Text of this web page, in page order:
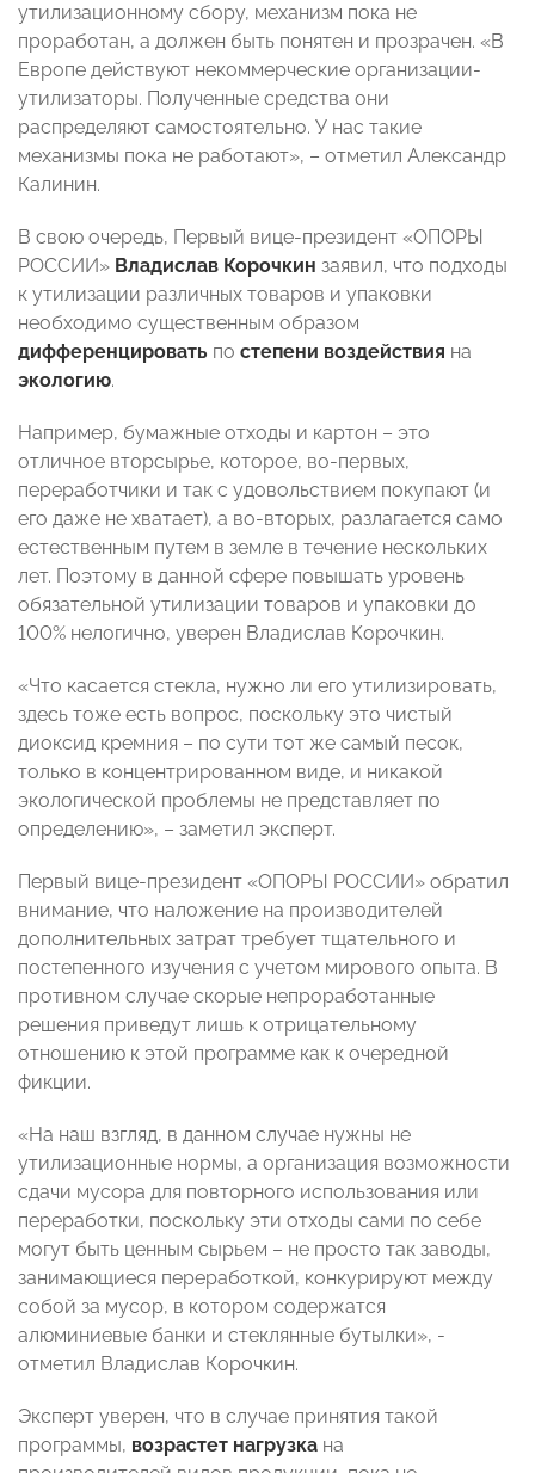
утилизационному сбору, механизм пока не
проработан, а должен быть понятен и прозрачен. «В
Европе действуют некоммерческие организации-
утилизаторы. Полученные средства они
распределяют самостоятельно. У нас такие
механизмы пока не работают», – отметил Александр
Калинин.
В свою очередь, Первый вице-президент «ОПОРЫ
РОССИИ» Владислав Корочкин заявил, что подходы
к утилизации различных товаров и упаковки
необходимо существенным образом
дифференцировать по степени воздействия на
экологию.
Например, бумажные отходы и картон – это
отличное вторсырье, которое, во-первых,
переработчики и так с удовольствием покупают (и
его даже не хватает), а во-вторых, разлагается само
естественным путем в земле в течение нескольких
лет. Поэтому в данной сфере повышать уровень
обязательной утилизации товаров и упаковки до
100% нелогично, уверен Владислав Корочкин.
«Что касается стекла, нужно ли его утилизировать,
здесь тоже есть вопрос, поскольку это чистый
диоксид кремния – по сути тот же самый песок,
только в концентрированном виде, и никакой
экологической проблемы не представляет по
определению», – заметил эксперт.
Первый вице-президент «ОПОРЫ РОССИИ» обратил
внимание, что наложение на производителей
дополнительных затрат требует тщательного и
постепенного изучения с учетом мирового опыта. В
противном случае скорые непроработанные
решения приведут лишь к отрицательному
отношению к этой программе как к очередной
фикции.
«На наш взгляд, в данном случае нужны не
утилизационные нормы, а организация возможности
сдачи мусора для повторного использования или
переработки, поскольку эти отходы сами по себе
могут быть ценным сырьем – не просто так заводы,
занимающиеся переработкой, конкурируют между
собой за мусор, в котором содержатся
алюминиевые банки и стеклянные бутылки», -
отметил Владислав Корочкин.
Эксперт уверен, что в случае принятия такой
программы, возрастет нагрузка на